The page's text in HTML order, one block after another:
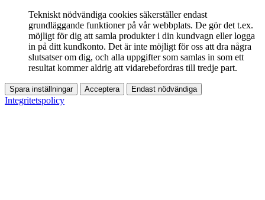
Tekniskt nödvändiga cookies säkerställer endast
grundläggande funktioner på vår webbplats. De gör det t.ex.
möjligt för dig att samla produkter i din kundvagn eller logga
in på ditt kundkonto. Det är inte möjligt för oss att dra några
slutsatser om dig, och alla uppgifter som samlas in som ett
resultat kommer aldrig att vidarebefordras till tredje part.
Spara inställningar Acceptera Endast nödvändiga
Integritetspolicy